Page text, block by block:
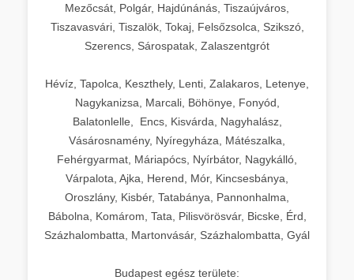
Mezőcsát, Polgár, Hajdúnánás, Tiszaújváros,
Tiszavasvári, Tiszalök, Tokaj, Felsőzsolca, Szikszó,
Szerencs, Sárospatak, Zalaszentgrót
Hévíz, Tapolca, Keszthely, Lenti, Zalakaros, Letenye,
Nagykanizsa, Marcali, Böhönye, Fonyód,
Balatonlelle, Encs, Kisvárda, Nagyhalász,
Vásárosnamény, Nyíregyháza, Mátészalka,
Fehérgyarmat, Máriapócs, Nyírbátor, Nagykálló,
Várpalota, Ajka, Herend, Mór, Kincsesbánya,
Oroszlány, Kisbér, Tatabánya, Pannonhalma,
Bábolna, Komárom, Tata, Pilisvörösvár, Bicske, Érd,
Százhalombatta, Martonvásár, Százhalombatta, Gyál
Budapest egész területe: